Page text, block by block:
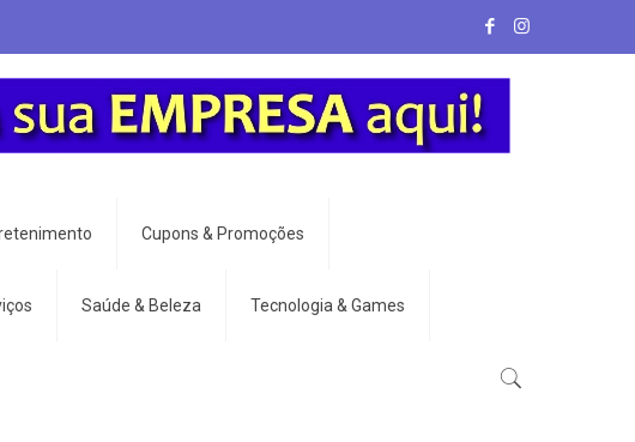
Cupons & Promoções
Saúde & Beleza Tecnologia & Games